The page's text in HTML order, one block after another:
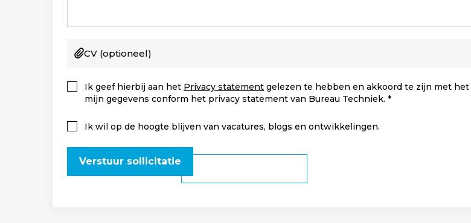
CV (optioneel)
Ik geef hierbij aan het Privacy statement gelezen te hebben en akkoord te zijn met
mijn gegevens conform het privacy statement van Bureau Techniek.
Ik wil op de hoogte blijven van vacatures, blogs en ontwikkelingen.
Verstuur sollicitatie